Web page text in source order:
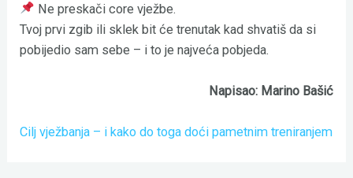
Ne preskači core vježbe.
Tvoj prvi zgib ili sklek bit će trenutak kad shvatiš da si
pobijedio sam sebe – i to je najveća pobjeda.
Napisao: Marino Bašić
Cilj vježbanja – i kako do toga doći pametnim treniranjem